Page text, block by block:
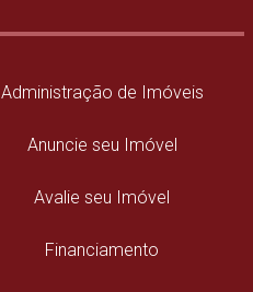
Administração de Imóveis
Anuncie seu Imóvel
Avalie seu Imóvel
Financiamento